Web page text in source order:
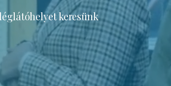
keresünk